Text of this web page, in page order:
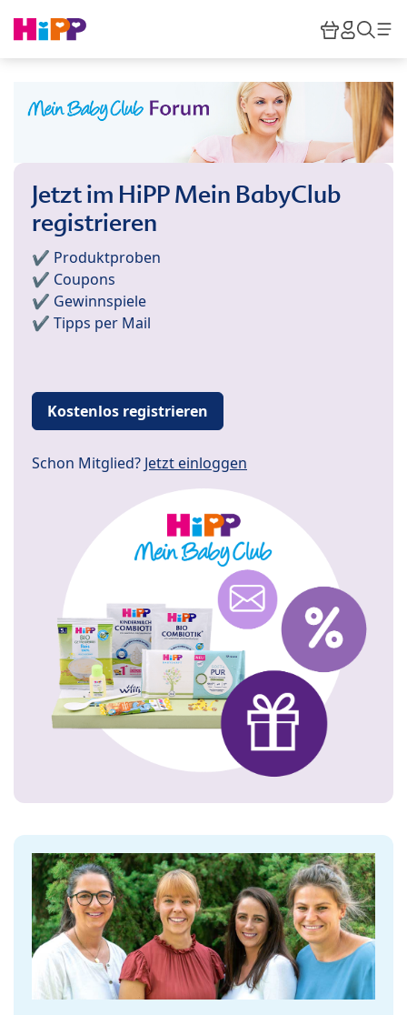
HiPP
Jetzt im HiPP Mein BabyClub
registrieren
✔️ Produktproben
✔️ Coupons
✔️ Gewinnspiele
✔️ Tipps per Mail
Kostenlos registrieren
Schon Mitglied? Jetzt einloggen